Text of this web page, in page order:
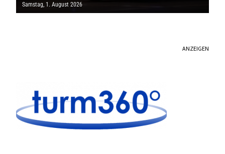
Samstag, 1. August 2026
ANZEIGEN